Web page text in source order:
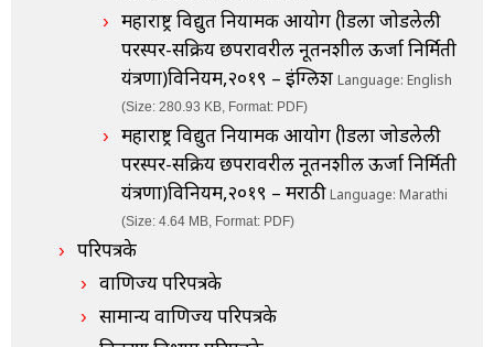
महाराष्ट्र विद्युत नियामक आयोग (ग्रीडला जोडलेली
परस्पर-सक्रिय छपरावरील नूतनशील ऊर्जा निर्मिती
यंत्रणा)विनियम,२०१९ – इंग्लिश Language: English
(Size: 280.93 KB, Format: PDF)
महाराष्ट्र विद्युत नियामक आयोग (ग्रीडला जोडलेली
परस्पर-सक्रिय छपरावरील नूतनशील ऊर्जा निर्मिती
यंत्रणा)विनियम,२०१९ – मराठी Language: Marathi
(Size: 4.64 MB, Format: PDF)
परिपत्रके
वाणिज्य परिपत्रके
सामान्य वाणिज्य परिपत्रके